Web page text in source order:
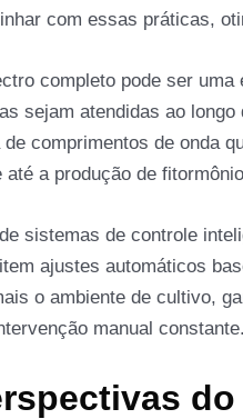
com essas práticas,
completo pode ser
sejam atendidas ao
comprimentos de onda
a produção de
sistemas de controle
ajustes automáticos
o ambiente de cultivo,
manual constante.